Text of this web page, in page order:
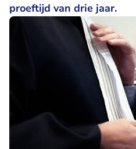
proeftijd van drie jaar.